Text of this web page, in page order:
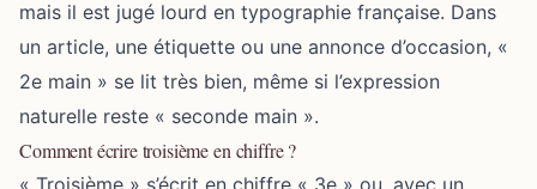
mais il est jugé lourd en typographie française. Dans
un article, une étiquette ou une annonce d’occasion, «
2e main » se lit très bien, même si l’expression
naturelle reste « seconde main ».
Comment écrire troisième en chiffre ?